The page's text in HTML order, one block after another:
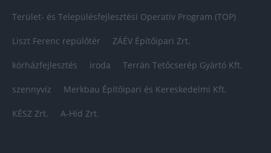
Terület- és Településfejlesztési Operatív Program (TOP)
Liszt Ferenc repülőtér ZÁÉV Építőipari Zrt.
kórházfejlesztés iroda Terrán Tetőcserép Gyártó Kft.
szennyvíz Merkbau Építőipari és Kereskedelmi Kft.
KÉSZ Zrt. A-Híd Zrt.